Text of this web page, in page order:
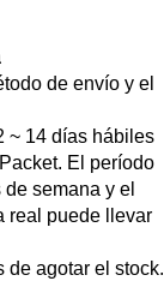
de envío y el
~ 14 días hábiles
El período
semana y el
real puede llevar
de agotar el stock.